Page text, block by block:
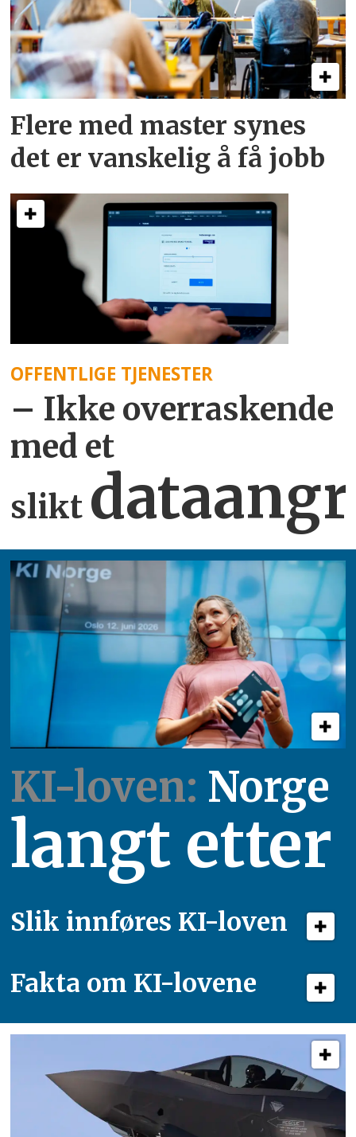
Flere med master synes
det er vanskelig å få jobb
OFFENTLIGE TJENESTER
– Ikke overraskende
med et
slikt
KI-loven: Norge
langt etter
Slik innføres KI-loven
Fakta om KI-lovene